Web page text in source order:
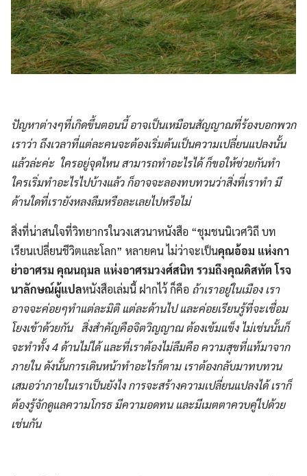
ปัญหาต่างๆที่เกิดขึ้นตอนนี้ อาจเป็นเหมือนสัญญาณที่ร้องบอกพวก
เราว่า ถึงเวลาที่แต่ละคนจะต้องเริ่มต้นเป็นความเปลี่ยนแปลงนั้น
แล้วล่ะค่ะ ใครอยู่จุดไหน สามารถทำอะไรได้ ก็ขอให้ช่วยกันทำ
ใครเริ่มทำอะไรไปบ้างแล้ว ก็อาจจะลองทบทวนว่าสิ่งที่เราทำ มี
ด้านใดที่เรายังหลงลืมหรือละเลยไปหรือไม่
สิ่งที่น่าสนใจที่วิทยากรในวงเสวนาหนังสือ “ชุมชนนิเวศวิถี บท
เรียนเปลี่ยนชีวิตและโลก” หลายคน ไม่ว่าจะเป็นคุณอ้อม แห่งกา
ย่าอาศรม คุณนฤมล แห่งอาศรมวงศ์สนิท รวมถึงคุณดิสทัต โรจ
นาลักษณ์ผู้แปลหนังสือเล่มนี้ ฝากไว้ ก็คือ ถ้าเราอยู่ในเมือง เรา
อาจจะค่อยๆทำแต่ละมิติ แต่ละด้านไป และค่อยเรียนรู้ที่จะเชื่อม
โยงเข้าด้วยกัน สิ่งสำคัญคือจิตวิญญาณ ต้องเข้มแข็ง ไม่เช่นนั้นก็
จะทำทั้ง 4 ด้านไม่ได้ และที่เราต้องไม่ลืมคือ ความสุขที่แท้มาจาก
ภายใน ดังนั้นการเดินหน้าทำอะไรก็ตาม เราต้องกลับมาทบทวน
เสมอว่าภายในเราเป็นยังไง การจะสร้างความเปลี่ยนแปลงได้ เราก็
ต้องรู้จักดูแลความโกรธ มีความอดทน และมีเมตตาควบคู่ไปด้วย
เช่นกัน